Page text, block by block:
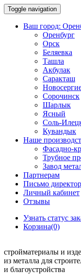
Toggle navigation
Ваш город:
Оренбург
Орск
Беляевка
Ташла
Акбулак
Саракташ
Сорочинск
Шарлык
Ясный
Соль-
Кувандык
Наше
Фасадно-
Трубное
Завод
Партнерам
Письмо
Личный кабинет
Отзывы
Узнать статус
Корзина(0)
стройматериалы и
из металла для
и благоустройства